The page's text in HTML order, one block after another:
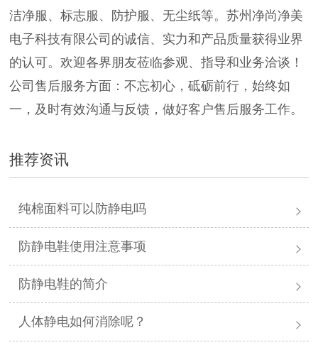
洁净服、标志服、防护服、无尘纸等。苏州净尚净美
电子科技有限公司的诚信、实力和产品质量获得业界
的认可。欢迎各界朋友莅临参观、指导和业务洽谈！
公司售后服务方面：不忘初心，砥砺前行，始终如
一，及时有效沟通与反馈，做好客户售后服务工作。
推荐资讯
纯棉面料可以防静电吗
防静电鞋使用注意事项
防静电鞋的简介
人体静电如何消除呢？